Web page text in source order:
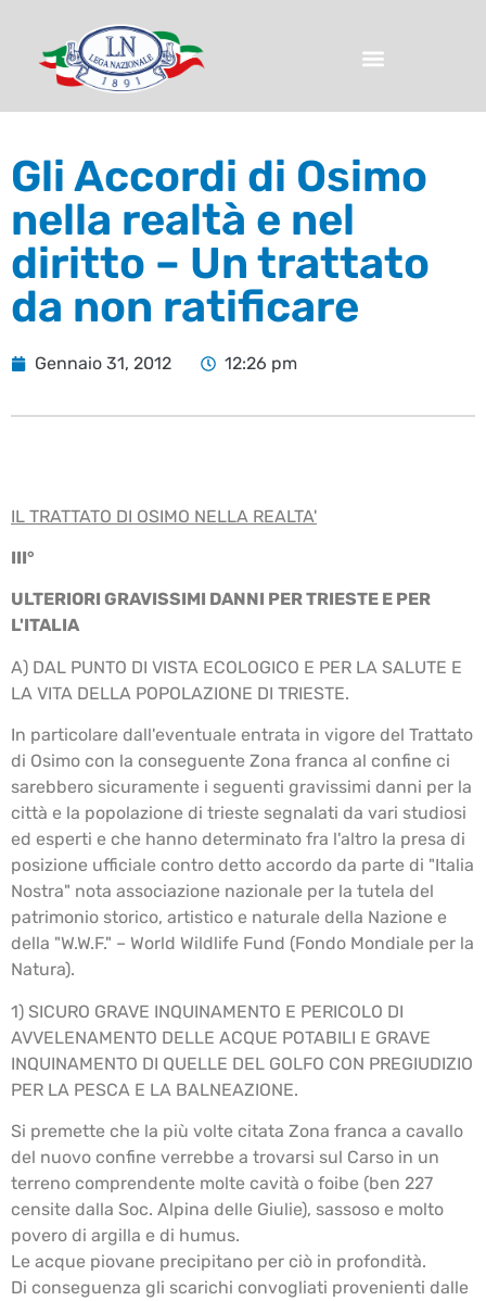
Gli Accordi di Osimo
nella realtà e nel
diritto – Un trattato
da non ratificare
Gennaio 31, 2012 12:26 pm
IL TRATTATO DI OSIMO NELLA REALTA'
III°
ULTERIORI GRAVISSIMI DANNI PER TRIESTE E PER
L'ITALIA
A) DAL PUNTO DI VISTA ECOLOGICO E PER LA SALUTE E
LA VITA DELLA POPOLAZIONE DI TRIESTE.
In particolare dall'eventuale entrata in vigore del Trattato
di Osimo con la conseguente Zona franca al confine ci
sarebbero sicuramente i seguenti gravissimi danni per la
città e la popolazione di trieste segnalati da vari studiosi
ed esperti e che hanno determinato fra l'altro la presa di
posizione ufficiale contro detto accordo da parte di "Italia
Nostra" nota associazione nazionale per la tutela del
patrimonio storico, artistico e naturale della Nazione e
della "W.W.F." – World Wildlife Fund (Fondo Mondiale per la
Natura).
1) SICURO GRAVE INQUINAMENTO E PERICOLO DI
AVVELENAMENTO DELLE ACQUE POTABILI E GRAVE
INQUINAMENTO DI QUELLE DEL GOLFO CON PREGIUDIZIO
PER LA PESCA E LA BALNEAZIONE.
Si premette che la più volte citata Zona franca a cavallo
del nuovo confine verrebbe a trovarsi sul Carso in un
terreno comprendente molte cavità o foibe (ben 227
censite dalla Soc. Alpina delle Giulie), sassoso e molto
povero di argilla e di humus.
Le acque piovane precipitano per ciò in profondità.
Di conseguenza gli scarichi convogliati provenienti dalle